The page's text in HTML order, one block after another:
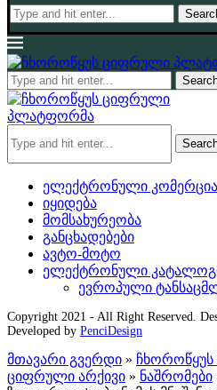
ელექტრონული კომერცია
იყიდება
მომსახურეობა
განცხადებები
ავტო-მოტო
ელექტრონული
ევროპული
Copyright 2021 - All Right Reserved.
Developed by PenciDesign
მთავარი გვერდი » ჩხოროწყუს
ციფრული არქივი » ნაშრომები